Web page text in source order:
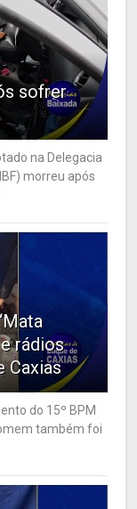
sofrer
na Delegacia
morreu após
rádios
Caxias
do 15º BPM
também foi